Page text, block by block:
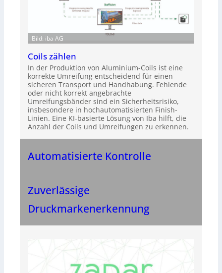
Bild: iba AG
Coils zählen
In der Produktion von Aluminium-Coils ist eine
korrekte Umreifung entscheidend für einen
sicheren Transport und Handhabung. Fehlende
oder nicht korrekt angebrachte
Umreifungsbänder sind ein Sicherheitsrisiko,
insbesondere in hochautomatisierten Finish-
Linien. Eine KI-basierte Lösung von Iba hilft, die
Anzahl der Coils und Umreifungen zu erkennen.
Automatisierte Kontrolle
Zuverlässige
Druckmarkenerkennung